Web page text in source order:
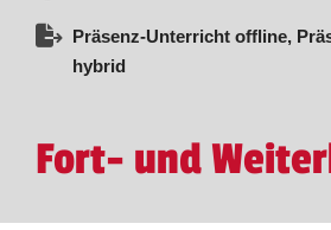
Präsenz-Unterricht offline,
hybrid
Fort- und